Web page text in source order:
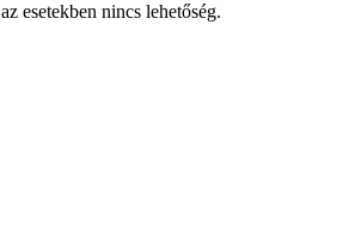
esetekben nincs lehetőség.